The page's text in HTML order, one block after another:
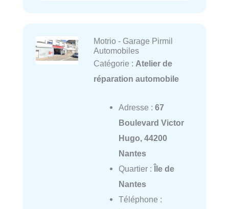
Motrio - Garage Pirmil
Automobiles
Catégorie : Atelier de
réparation automobile
Adresse : 67
Boulevard Victor
Hugo, 44200
Nantes
Quartier : Île de
Nantes
Téléphone :